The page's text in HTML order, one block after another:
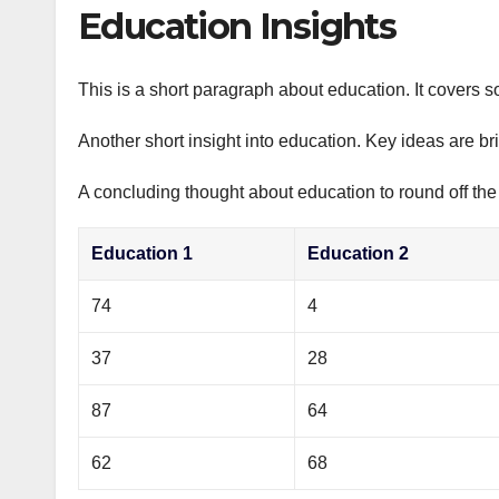
Education Insights
This is a short paragraph about education. It covers
Another short insight into education. Key ideas are
A concluding thought about education to round off
Education 1 Education 2
74 4
37 28
87 64
62 68